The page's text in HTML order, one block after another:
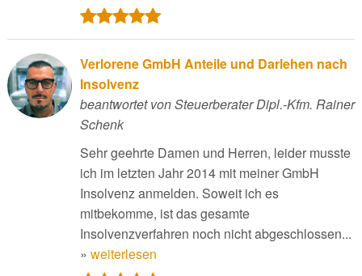
Verlorene GmbH Anteile und Darlehen nach
Insolvenz
beantwortet von Steuerberater Dipl.-Kfm. Rainer
Schenk
Sehr geehrte Damen und Herren, leider musste
ich im letzten Jahr 2014 mit meiner GmbH
Insolvenz anmelden. Soweit ich es
mitbekomme, ist das gesamte
Insolvenzverfahren noch nicht abgeschlossen...
» weiterlesen